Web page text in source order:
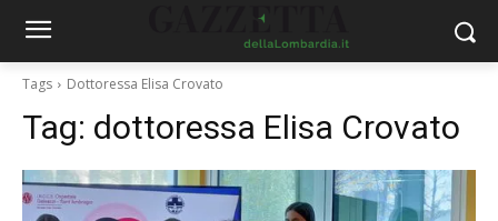
Tags Dottoressa Elisa Crovato
Tag: dottoressa Elisa Crovato